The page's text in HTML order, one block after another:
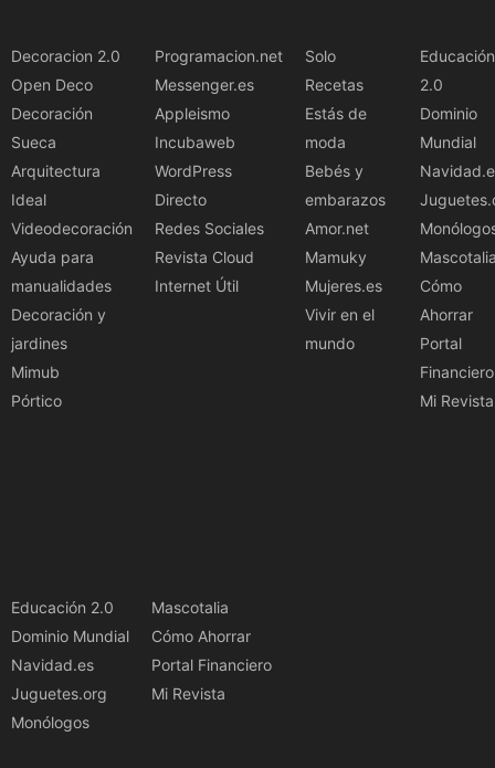
Decoracion 2.0
Open Deco
Decoración
Sueca
Arquitectura
Ideal
Videodecoración
Ayuda para
manualidades
Decoración y
jardines
Mimub
Pórtico
Programacion.net
Messenger.es
Appleismo
Incubaweb
WordPress
Directo
Redes Sociales
Revista Cloud
Internet Útil
Solo
Recetas
Estás de
moda
Bebés y
embarazos
Amor.net
Mamuky
Mujeres.es
Vivir en el
mundo
Educación
2.0
Dominio
Mundial
Cómo
Ahorrar
Portal
Financiero
Mi Revista
Educación 2.0
Dominio Mundial
Navidad.es
Juguetes.org
Monólogos
Mascotalia
Cómo Ahorrar
Portal Financiero
Mi Revista